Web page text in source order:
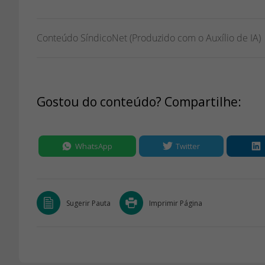
Conteúdo SíndicoNet (Produzido com o Auxílio de IA)
Gostou do conteúdo? Compartilhe:
WhatsApp Twitter
Sugerir Pauta Imprimir Página